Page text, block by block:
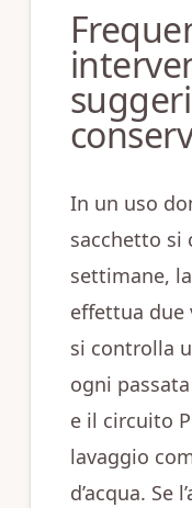
In un uso
sacchetto si
settimane,
effettua due
si controlla
ogni
e il circuito
lavaggio
d’acqua. Se